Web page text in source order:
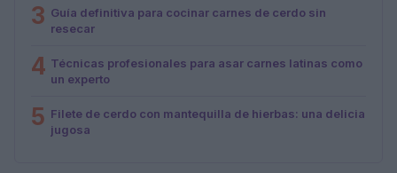
3 Guía definitiva para cocinar carnes de cerdo sin
resecar
4 Técnicas profesionales para asar carnes latinas como
un experto
5 Filete de cerdo con mantequilla de hierbas: una delicia
jugosa